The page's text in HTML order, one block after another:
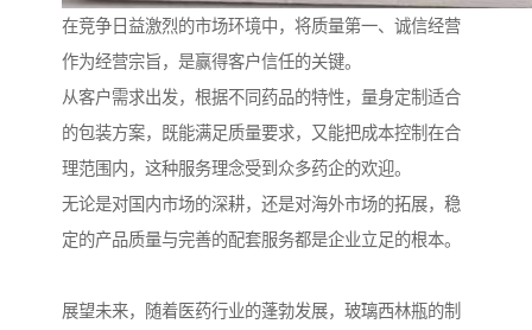
在竞争日益激烈的市场环境中，将质量第一、诚信经营
作为经营宗旨，是赢得客户信任的关键。
从客户需求出发，根据不同药品的特性，量身定制适合
的包装方案，既能满足质量要求，又能把成本控制在合
理范围内，这种服务理念受到众多药企的欢迎。
无论是对国内市场的深耕，还是对海外市场的拓展，稳
定的产品质量与完善的配套服务都是企业立足的根本。
展望未来，随着医药行业的蓬勃发展，玻璃西林瓶的制